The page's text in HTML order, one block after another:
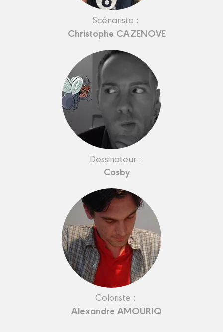
Scénariste :
Christophe CAZENOVE
Dessinateur :
Cosby
Coloriste :
Alexandre AMOURIQ